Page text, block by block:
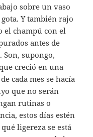
sobre un vaso
Y también rajo
el champú con el
antes de
Son, supongo,
creció en una
cada mes se hacía
que no serán
rutinas o
estos días estén
ligereza se está